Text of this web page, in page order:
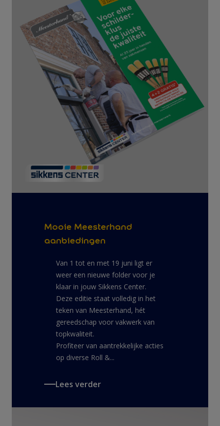
Mooie Meesterhand
aanbiedingen
Van 1 tot en met 19 juni ligt er
weer een nieuwe folder voor je
klaar in jouw Sikkens Center.
Deze editie staat volledig in het
teken van Meesterhand, hét
gereedschap voor vakwerk van
topkwaliteit.
Profiteer van aantrekkelijke acties
op diverse Roll &...
Lees verder